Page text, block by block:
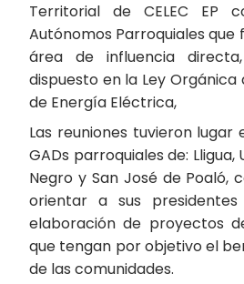
Territorial de CELEC EP
Autónomos Parroquiales
área de influencia
dispuesto en la Ley Orgánica
de Energía Eléctrica,
Las reuniones tuvieron lugar
GADs parroquiales de: Lligua,
Negro y San José de Poaló,
orientar a sus
elaboración de proyectos
que tengan por objetivo el
de las comunidades.